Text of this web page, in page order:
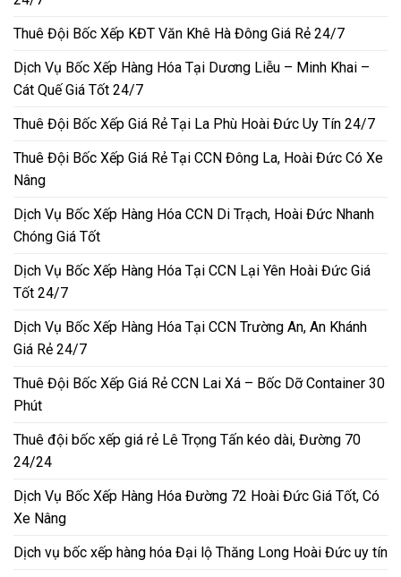
Thuê Đội Bốc Xếp KĐT Văn Khê Hà Đông Giá Rẻ 24/7
Dịch Vụ Bốc Xếp Hàng Hóa Tại Dương Liễu – Minh Khai –
Cát Quế Giá Tốt 24/7
Thuê Đội Bốc Xếp Giá Rẻ Tại La Phù Hoài Đức Uy Tín 24/7
Thuê Đội Bốc Xếp Giá Rẻ Tại CCN Đông La, Hoài Đức Có Xe
Nâng
Dịch Vụ Bốc Xếp Hàng Hóa CCN Di Trạch, Hoài Đức Nhanh
Chóng Giá Tốt
Dịch Vụ Bốc Xếp Hàng Hóa Tại CCN Lại Yên Hoài Đức Giá
Tốt 24/7
Dịch Vụ Bốc Xếp Hàng Hóa Tại CCN Trường An, An Khánh
Giá Rẻ 24/7
Thuê Đội Bốc Xếp Giá Rẻ CCN Lai Xá – Bốc Dỡ Container 30
Phút
Thuê đội bốc xếp giá rẻ Lê Trọng Tấn kéo dài, Đường 70
24/24
Dịch Vụ Bốc Xếp Hàng Hóa Đường 72 Hoài Đức Giá Tốt, Có
Xe Nâng
Dịch vụ bốc xếp hàng hóa Đại lộ Thăng Long Hoài Đức uy tín